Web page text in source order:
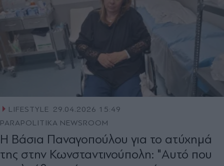
LIFESTYLE 29.04.2026 15:49
PARAPOLITIKA NEWSROOM
Η Βάσια Παναγοπούλου για το ατύχημά
της στην Κωνσταντινούπολη: "Αυτό που